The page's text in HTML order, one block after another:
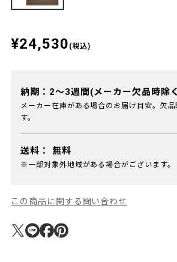
¥24,530 (税込)
納期：2～3週間(メーカー欠品時除
メーカー在庫がある場合のお届け目安。欠
す。
送料： 無料
※一部対象外地域がある場合がございます。
この商品に関する問い合わせ